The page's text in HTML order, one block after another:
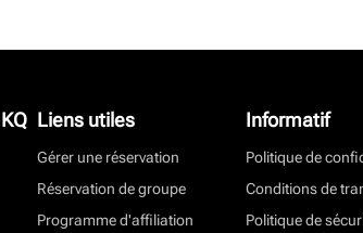
Liens utiles
Gérer une réservation
Réservation de groupe
Programme d'affiliation
Informatif
Politique de
Conditions de
Politique de